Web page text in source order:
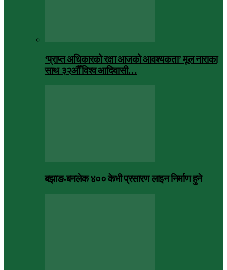
‘प्राप्त अधिकारको रक्षा आजको आवश्यकता’ मूल नाराका
साथ ३२औँ विश्व आदिवासी…
बझाङ-बनलेक ४०० केभी प्रसारण लाइन निर्माण हुने